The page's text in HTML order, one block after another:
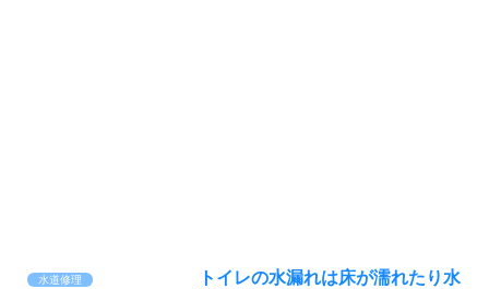
水道修理
トイレの水漏れは床が濡れたり水